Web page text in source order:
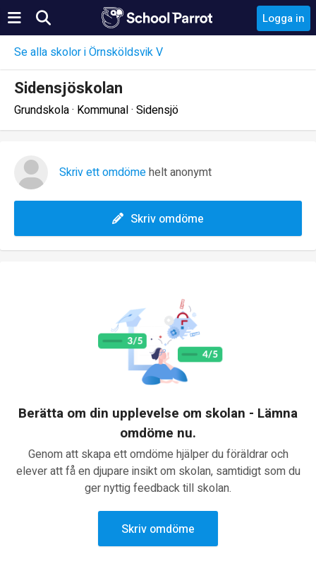
Logga in
Se alla skolor i Örnsköldsvik V
Sidensjöskolan
Grundskola · Kommunal · Sidensjö
Skriv ett omdömehelt anonymt
Skriv omdöme
Berätta om din upplevelse om skolan - Lämna
omdöme nu.
Genom att skapa ett omdöme hjälper du föräldrar och
elever att få en djupare insikt om skolan, samtidigt som du
ger nyttig feedback till skolan.
Skriv omdöme